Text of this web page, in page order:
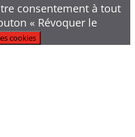
consentement à tout
« Révoquer le
cookies